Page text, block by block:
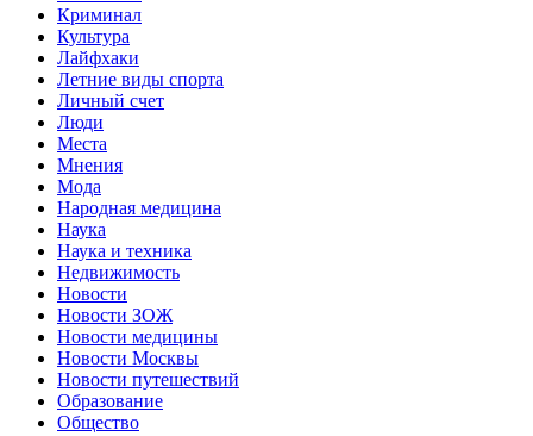
Криминал
Культура
Лайфхаки
Летние виды спорта
Личный счет
Люди
Места
Мнения
Мода
Народная медицина
Наука
Наука и техника
Недвижимость
Новости
Новости ЗОЖ
Новости медицины
Новости Москвы
Новости путешествий
Образование
Общество